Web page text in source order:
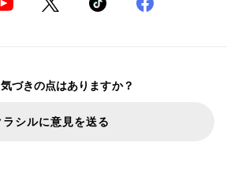
づきの点はありますか？
ラシルに意見を送る